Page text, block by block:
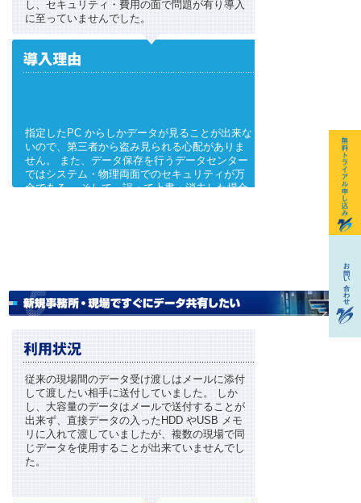
し、セキュリティ・費用の面で問題が有り導入
に至っていませんでした。
指定したPC からしかデータが見ることが出来な
いので、第三者から盗み見られる心配がありま
せん。 また、データ保存を行うデータセンター
ではシステム・物理両面でのセキュリティが万
全である。 そして、誤って上書・消去した場合
従来の現場間のデータ受け渡しはメールに添付
して渡したい相手に送付していました。 しか
し、大容量のデータはメールで送付することが
出来ず、直接データの入ったHDD やUSB メモ
リに入れて渡していましたが、複数の現場で同
じデータを使用することが出来ていませんでし
た。